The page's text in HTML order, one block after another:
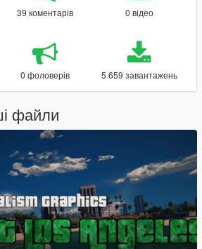
39 коментарів 0 відео
0 фоловерів 5 659 завантажень
файли